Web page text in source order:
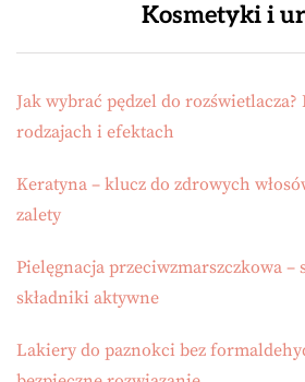
Kosmetyki i
Jak wybrać pędzel do
rodzajach i efektach
Keratyna – klucz do zdrowych
zalety
Pielęgnacja przeciwzmarszczkowa –
składniki aktywne
Lakiery do paznokci bez